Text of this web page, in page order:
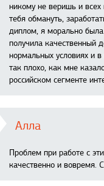
никому не веришь и
тебя обмануть,
диплом, я морально
получила качественный
нормальных условиях и
так плохо, как мне
российском сегменте
Алла
Проблем при работе с
качественно и вовремя.